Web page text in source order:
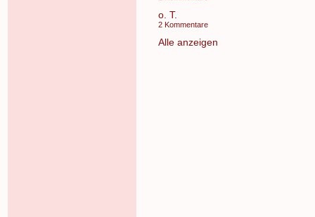
o. T.
2 Kommentare
Alle anzeigen